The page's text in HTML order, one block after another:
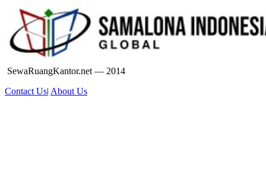
SewaRuangKantor.net — 2014
Contact Us| About Us